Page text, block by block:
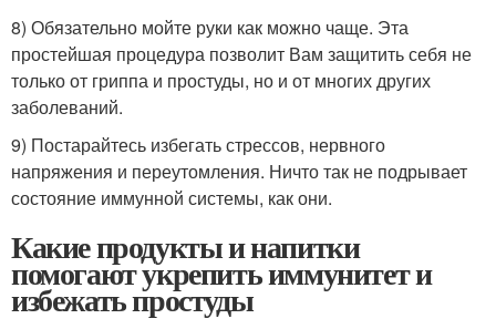
8) Обязательно мойте руки как можно чаще. Эта
простейшая процедура позволит Вам защитить себя не
только от гриппа и простуды, но и от многих других
заболеваний.
9) Постарайтесь избегать стрессов, нервного
напряжения и переутомления. Ничто так не подрывает
состояние иммунной системы, как они.
Какие продукты и напитки
помогают укрепить иммунитет и
избежать простуды